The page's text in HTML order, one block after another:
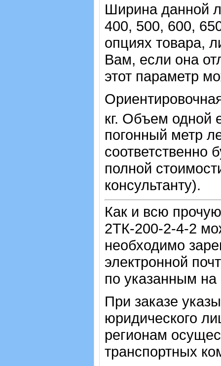
Ширина данной
400, 500, 600,
опциях товара,
Вам, если она
этот параметр
кг. Объем одной
погонный метр
соответственно
полной
консультанту).
Как и всю
2ТК-200-2-4-2
необходимо
электронной
по указанным
При заказе
юридического
регионам
транспортных